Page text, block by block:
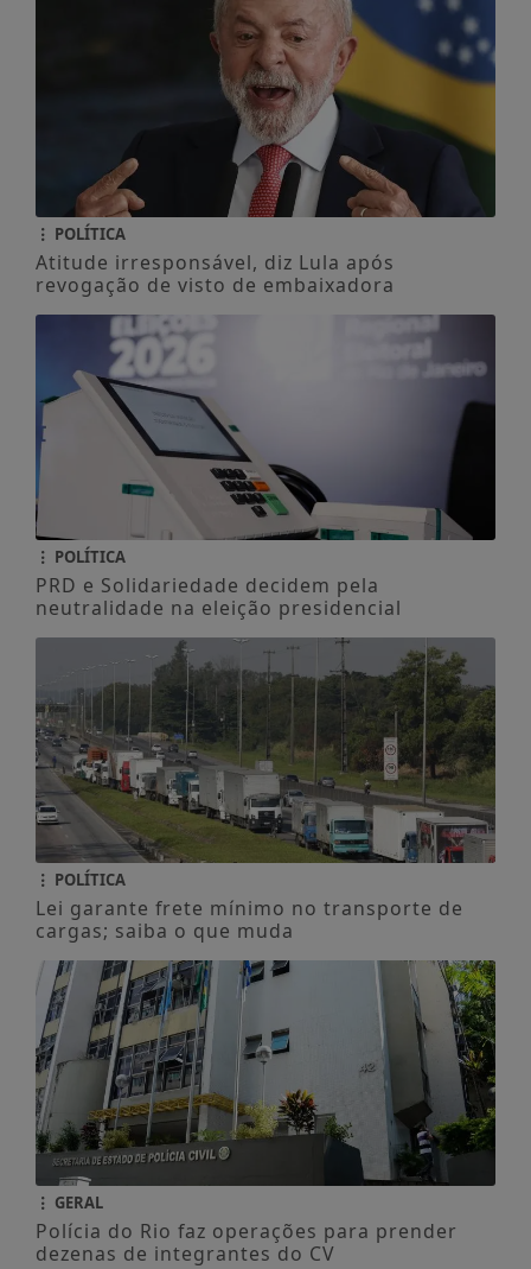
POLÍTICA
Atitude irresponsável, diz Lula após
revogação de visto de embaixadora
POLÍTICA
PRD e Solidariedade decidem pela
neutralidade na eleição presidencial
POLÍTICA
Lei garante frete mínimo no transporte de
cargas; saiba o que muda
GERAL
Polícia do Rio faz operações para prender
dezenas de integrantes do CV